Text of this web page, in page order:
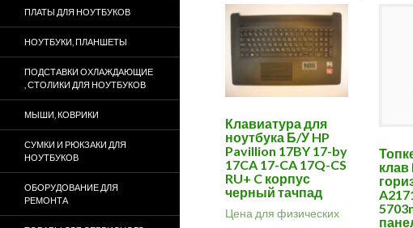
Клавиатура для
ноутбука Б/У HP
Pavillion 17BY 17-by
17CA 17-CA 17Q-CS
RU+ C корпус
черный тачпад
Цена для физических
клав
ПЛАТЫ ДЛЯ НОУТБУКОВ
НОУТБУКИ, ПЛАНШЕТЫ
ПОДСТАВКИ ОХЛАЖДАЮЩИЕ
, СТОЛИКИ ДЛЯ НОУТБУКОВ
МЫШИ, КОВРИКИ
СУМКИ И РЮКЗАКИ ДЛЯ
НОУТБУКОВ
ОБОРУДОВАНИЕ ДЛЯ
РЕМОНТА